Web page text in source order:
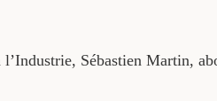
Sébastien Martin,